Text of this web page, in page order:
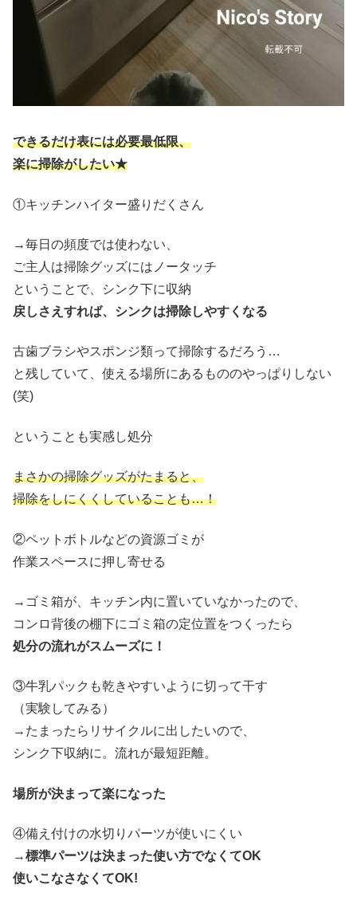
できるだけ表には必要最低限、
楽に掃除がしたい★
①キッチンハイター盛りだくさん
→毎日の頻度では使わない、
ご主人は掃除グッズにはノータッチ
ということで、シンク下に収納
戻しさえすれば、シンクは掃除しやすくなる
古歯ブラシやスポンジ類って掃除するだろう…
と残していて、使える場所にあるもののやっぱりしない
(笑)
ということも実感し処分
まさかの掃除グッズがたまると、
掃除をしにくくしていることも…！
②ペットボトルなどの資源ゴミが
作業スペースに押し寄せる
→ゴミ箱が、キッチン内に置いていなかったので、
コンロ背後の棚下にゴミ箱の定位置をつくったら
処分の流れがスムーズに！
③牛乳パックも乾きやすいように切って干す
（実験してみる）
→たまったらリサイクルに出したいので、
シンク下収納に。流れが最短距離。
場所が決まって楽になった
④備え付けの水切りパーツが使いにくい
→標準パーツは決まった使い方でなくてOK
使いこなさなくてOK!